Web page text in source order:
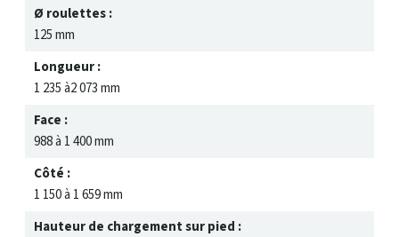
Ø roulettes :
125 mm
Longueur :
1 235 à2 073 mm
Face :
988 à 1 400 mm
Côté :
1 150 à 1 659 mm
Hauteur de chargement sur pied :